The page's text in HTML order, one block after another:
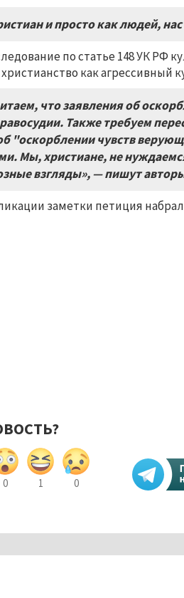
и просто как людей,
по статье 148 УК РФ
как агрессивный
что заявления об
Также требуем
"оскорблении чувств
Мы, христиане, не
взгляды», — пишут
заметки петиция
0 1 0